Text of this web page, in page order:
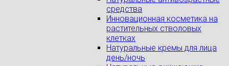
средства
Инновационная косметика на
растительных стволовых
клетках
Натуральные кремы для лица
день/ночь